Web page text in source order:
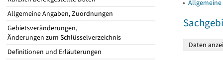
Allgemeine Angaben, Zuordnungen
Gebietsveränderungen,
Änderungen zum Schlüsselverzeichnis
Definitionen und Erläuterungen
▸